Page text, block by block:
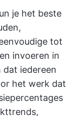
je het beste
tot
invoeren in
iedereen
het werk dat